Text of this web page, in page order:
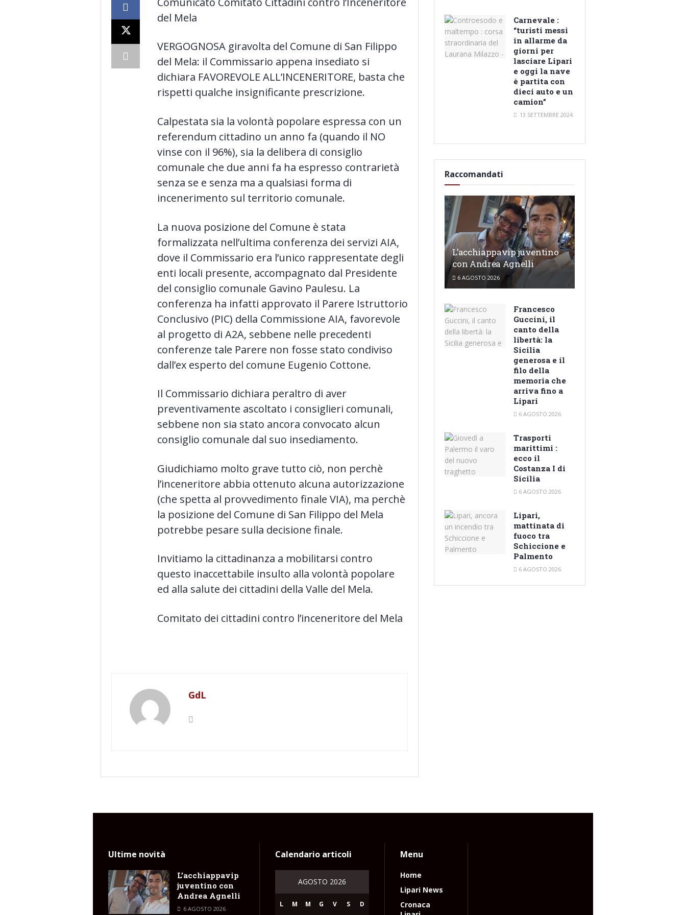
del Mela
VERGOGNOSA giravolta del Comune di San Filippo
del Mela: il Commissario appena insediato si
dichiara FAVOREVOLE ALL’INCENERITORE, basta che
rispetti qualche insignificante prescrizione.
Calpestata sia la volontà popolare espressa con un
referendum cittadino un anno fa (quando il NO
vinse con il 96%), sia la delibera di consiglio
comunale che due anni fa ha espresso contrarietà
senza se e senza ma a qualsiasi forma di
incenerimento sul territorio comunale.
La nuova posizione del Comune è stata
formalizzata nell’ultima conferenza dei servizi AIA,
dove il Commissario era l’unico rappresentate degli
enti locali presente, accompagnato dal Presidente
del consiglio comunale Gavino Paulesu. La
conferenza ha infatti approvato il Parere Istruttorio
Conclusivo (PIC) della Commissione AIA, favorevole
al progetto di A2A, sebbene nelle precedenti
conferenze tale Parere non fosse stato condiviso
dall’ex esperto del comune Eugenio Cottone.
Il Commissario dichiara peraltro di aver
preventivamente ascoltato i consiglieri comunali,
sebbene non sia stato ancora convocato alcun
consiglio comunale dal suo insediamento.
Giudichiamo molto grave tutto ciò, non perchè
l’inceneritore abbia ottenuto alcuna autorizzazione
(che spetta al provvedimento finale VIA), ma perchè
la posizione del Comune di San Filippo del Mela
potrebbe pesare sulla decisione finale.
Invitiamo la cittadinanza a mobilitarsi contro
questo inaccettabile insulto alla volontà popolare
ed alla salute dei cittadini della Valle del Mela.
Comitato dei cittadini contro l’inceneritore del Mela
GdL
Carnevale :
“turisti messi
in allarme da
giorni per
lasciare Lipari
e oggi la nave
è partita con
dieci auto e un
camion”
13 SETTEMBRE 2024
Raccomandati
L’acchiappavip juventino
con Andrea Agnelli
6 AGOSTO 2026
Francesco
Guccini, il
canto della
libertà: la
Sicilia
generosa e il
filo della
memoria che
arriva fino a
Lipari
6 AGOSTO 2026
Trasporti
marittimi :
ecco il
Costanza I di
Sicilia
6 AGOSTO 2026
Lipari,
mattinata di
fuoco tra
Schiccione e
Palmento
6 AGOSTO 2026
Ultime novità
L’acchiappavip
juventino con
Andrea Agnelli
6 AGOSTO 2026
Calendario articoli
AGOSTO 2026
L M M G V S D
Menu
Home
Lipari News
Cronaca